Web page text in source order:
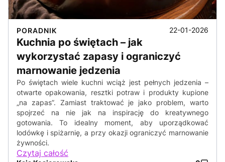
PORADNIK 22-01-2026
Kuchnia po świętach – jak
wykorzystać zapasy i ograniczyć
marnowanie jedzenia
Po świętach wiele kuchni wciąż jest pełnych jedzenia –
otwarte opakowania, resztki potraw i produkty kupione
„na zapas”. Zamiast traktować je jako problem, warto
spojrzeć na nie jak na inspirację do kreatywnego
gotowania. To idealny moment, aby uporządkować
lodówkę i spiżarnię, a przy okazji ograniczyć marnowanie
żywności.
Czytaj całość